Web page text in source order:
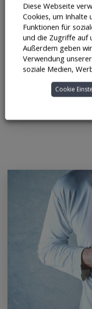
Diese Webseite
Cookies, um Inhalte
Funktionen für
und die Zugriffe auf
Außerdem geben
Verwendung
soziale Medien,
Cookie